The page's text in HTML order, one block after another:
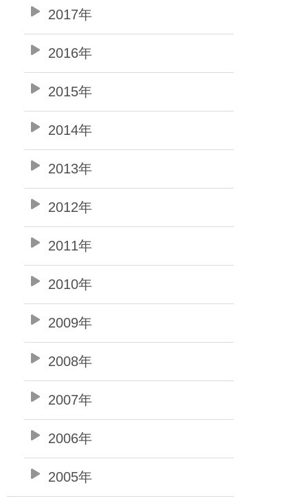
2017年
2016年
2015年
2014年
2013年
2012年
2011年
2010年
2009年
2008年
2007年
2006年
2005年